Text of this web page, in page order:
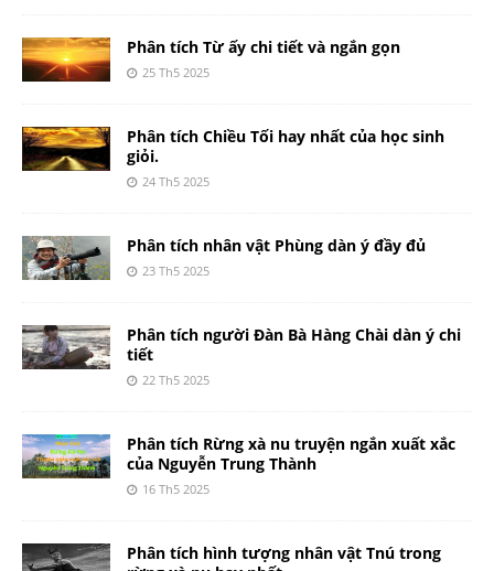
Phân tích Từ ấy chi tiết và ngắn gọn
25 Th5 2025
Phân tích Chiều Tối hay nhất của học sinh
giỏi.
24 Th5 2025
Phân tích nhân vật Phùng dàn ý đầy đủ
23 Th5 2025
Phân tích người Đàn Bà Hàng Chài dàn ý chi
tiết
22 Th5 2025
Phân tích Rừng xà nu truyện ngắn xuất xắc
của Nguyễn Trung Thành
16 Th5 2025
Phân tích hình tượng nhân vật Tnú trong